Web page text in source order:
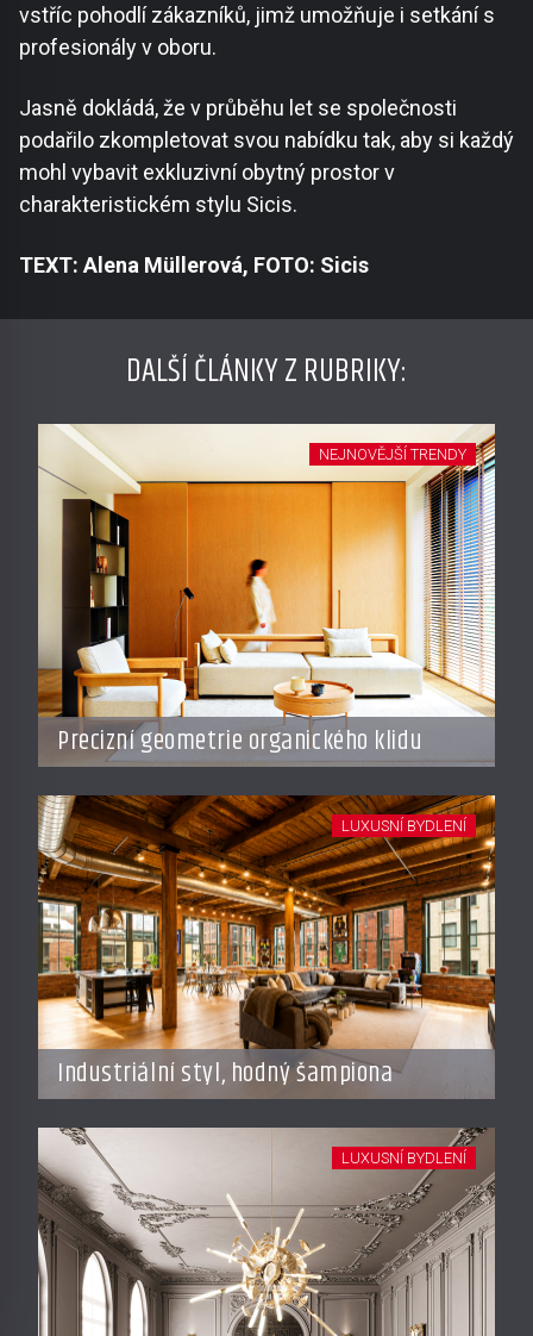
vstříc pohodlí zákazníků, jimž umožňuje i setkání s
profesionály v oboru.
Jasně dokládá, že v průběhu let se společnosti
podařilo zkompletovat svou nabídku tak, aby si každý
mohl vybavit exkluzivní obytný prostor v
charakteristickém stylu Sicis.
TEXT: Alena Müllerová, FOTO: Sicis
DALŠÍ ČLÁNKY Z RUBRIKY:
Precizní geometrie organického klidu
NEJNOVĚJŠÍ TRENDY
Industriální styl, hodný šampiona
LUXUSNÍ BYDLENÍ
LUXUSNÍ BYDLENÍ